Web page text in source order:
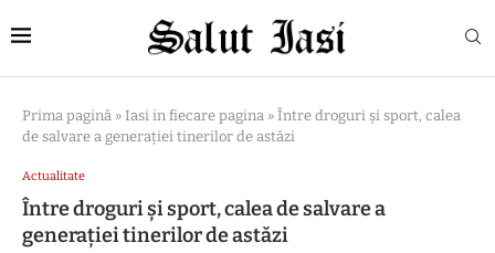
Prima pagină » Iasi in fiecare pagina » Între droguri și sport, calea
de salvare a generației tinerilor de astăzi
Actualitate
Între droguri și sport, calea de salvare a
generației tinerilor de astăzi